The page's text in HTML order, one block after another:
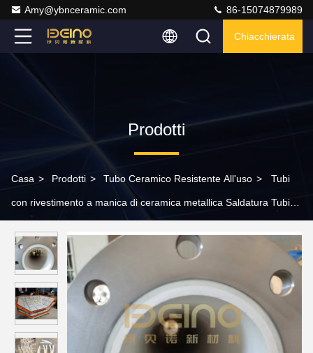
Amy@ybnceramic.com 86-15074879989
Chiacchierata
Prodotti
Casa > Prodotti > Tubo Ceramico Resistente All'uso > Tubi
con rivestimento a manica di ceramica metallica Saldatura Tubi